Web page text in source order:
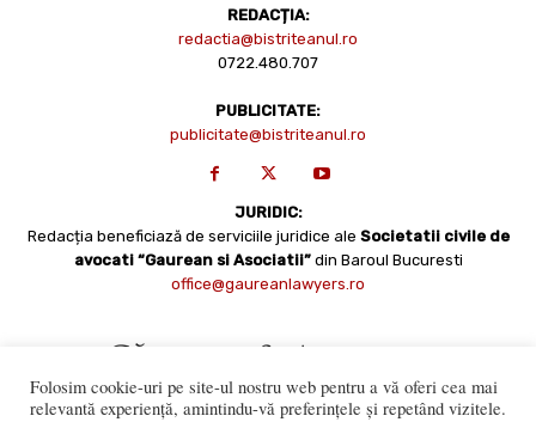
REDACȚIA:
redactia@bistriteanul.ro
0722.480.707
PUBLICITATE:
publicitate@bistriteanul.ro
JURIDIC:
Redacția beneficiază de serviciile juridice ale Societatii civile de
avocati “Gaurean si Asociatii” din Baroul Bucuresti
office@gaureanlawyers.ro
Folosim cookie-uri pe site-ul nostru web pentru a vă oferi cea mai
relevantă experiență, amintindu-vă preferințele și repetând vizitele.